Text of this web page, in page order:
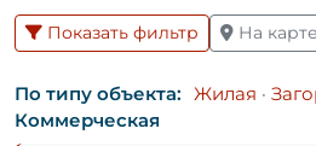
Показать фильтр На карте
По типу объекта: Жилая ·
Коммерческая